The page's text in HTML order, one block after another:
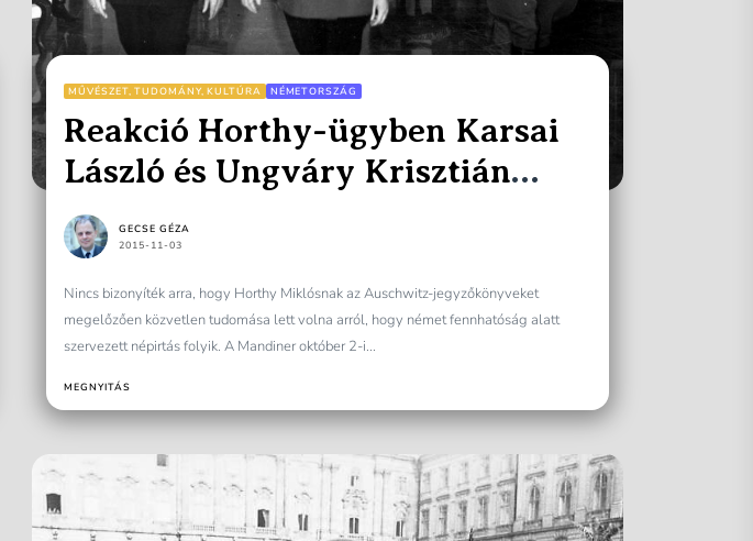
MŰVÉSZET, TUDOMÁNY, KULTÚRA NÉMETORSZÁG
Reakció Horthy-ügyben Karsai
László és Ungváry Krisztián
írására
GECSE GÉZA
2015-11-03
Nincs bizonyíték arra, hogy Horthy Miklósnak az Auschwitz-jegyzőkönyveket
megelőzően közvetlen tudomása lett volna arról, hogy német fennhatóság alatt
szervezett népirtás folyik. A Mandiner október 2-i...
MEGNYITÁS